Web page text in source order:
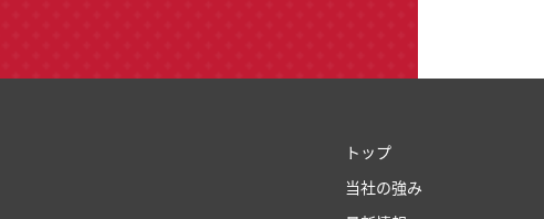
トップ
当社の強み